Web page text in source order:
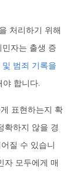
처리하기 위해
자는 출생 증
및 범죄 기록을
야 합니다.
표현하는지 확
확하지 않을 경
질 수 있습니
자 모두에게 매